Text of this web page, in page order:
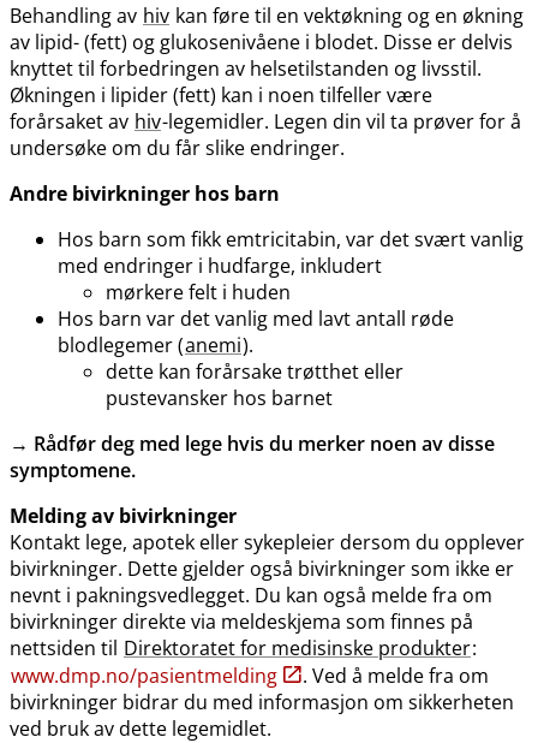
Behandling av hiv kan føre til en vektøkning og en økning
av lipid- (fett) og glukosenivåene i blodet. Disse er delvis
knyttet til forbedringen av helsetilstanden og livsstil.
Økningen i lipider (fett) kan i noen tilfeller være
forårsaket av hiv-legemidler. Legen din vil ta prøver for å
undersøke om du får slike endringer.
Andre bivirkninger hos barn
Hos barn som fikk emtricitabin, var det svært vanlig
med endringer i hudfarge, inkludert
mørkere felt i huden
Hos barn var det vanlig med lavt antall røde
blodlegemer (anemi).
dette kan forårsake trøtthet eller
pustevansker hos barnet
→ Rådfør deg med lege hvis du merker noen av disse
symptomene.
Melding av bivirkninger
Kontakt lege, apotek eller sykepleier dersom du opplever
bivirkninger. Dette gjelder også bivirkninger som ikke er
nevnt i pakningsvedlegget. Du kan også melde fra om
bivirkninger direkte via meldeskjema som finnes på
nettsiden til Direktoratet for medisinske produkter:
www.dmp.no​/​pasientmelding
. Ved å melde fra om
bivirkninger bidrar du med informasjon om sikkerheten
ved bruk av dette legemidlet.